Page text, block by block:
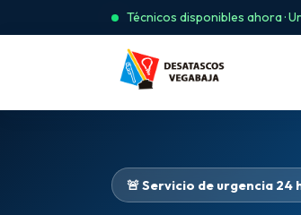
Técnicos disponibles ahora ·
🚨 Servicio de urgencia 24